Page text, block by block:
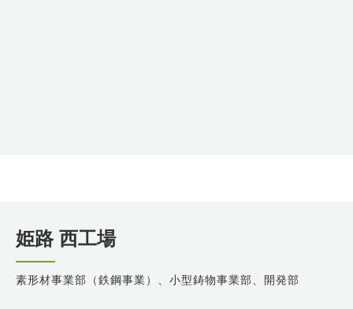
姫路 西工場
素形材事業部（鉄鋼事業）、小型鋳物事業部、開発部